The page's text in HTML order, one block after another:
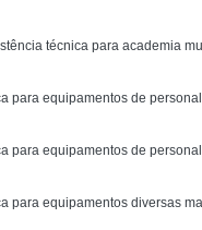
técnica para academia
para equipamentos de
para equipamentos de
para equipamentos diversas